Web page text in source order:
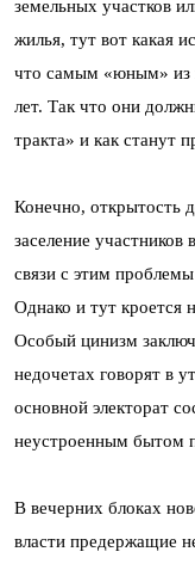
земельных участков
жилья, тут вот какая
что самым «юным» из
лет. Так что они
тракта» и как станут
Конечно, открытость
заселение
связи с этим проблемы
Однако и тут кроется
Особый цинизм
недочетах говорят в
основной электорат
неустроенным бытом
В вечерних блоках
власти предержащие